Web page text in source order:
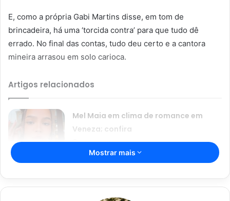
E, como a própria Gabi Martins disse, em tom de
brincadeira, há uma ‘torcida contra’ para que tudo dê
errado. No final das contas, tudo deu certo e a cantora
mineira arrasou em solo carioca.
Artigos relacionados
Mel Maia em clima de romance em
Veneza; confira
04/02/2024
Wanessa Camargo e Mc Bin Laden
arrasam na dança durante BBB
Mostrar mais